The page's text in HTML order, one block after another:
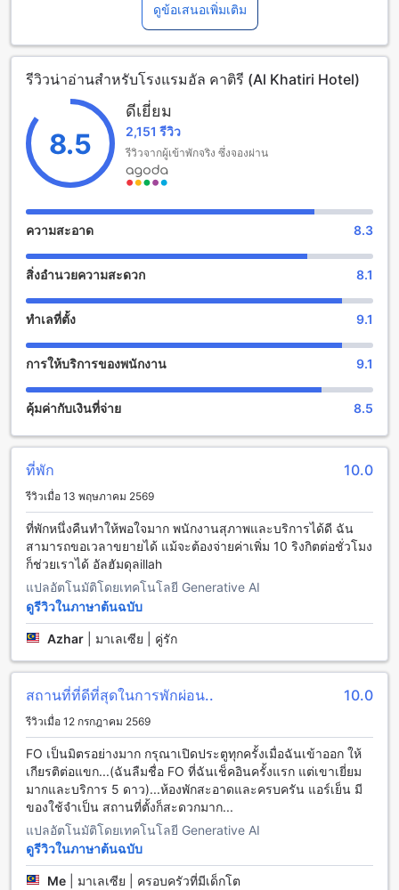
สบายและหรูหรา ทำให้คุณสามารถพักผ่อนและสัมผัสบรรยากาศ
เมืองโกตา บาห์รูได้อย่างสบายๆ
โรงแรมอัล คาติรีมีเวลาเช็คอินตั้งแต่เวลา 02:00 น. เป็นต้นไป
และเวลาเช็คเอาท์คือ 12:00 น. ดังนั้นคุณสามารถมาพักผ่อนและ
เข้าพักในเวลาที่สะดวกสบายสำหรับคุณ
โรงแรมนี้ยินดีต้อนรับเด็กๆ อายุ 3-12 ปี โดยเด็กๆสามารถพักผ่อน
ได้ฟรี โดยไม่เสียค่าใช้จ่ายใดๆ ทำให้คุณและครอบครัวสามารถ
มาพักผ่อนและสนุกไปกับกิจกรรมต่างๆได้อย่างสบายใจ
สิ่งอำนวยความสะดวกที่โรงแรมอัล คาติรี
ไม่มีข้อจำกัด คุณสามารถสั่งอาหารและเครื่องดื่มได้ตลอด 24
ชั่วโมงผ่านบริการห้องพัก นอกจากนี้ยังมีการให้บริการ
อินเทอร์เน็ตไร้สายในพื้นที่สาธารณะและห้องพักทุกห้อง ทำให้คุณ
อย่างไม่มีข้อจำกัดในการเก็บเกี่ยวข้อมูลหรือส่งข้อมูลของคุณ
นอกจากนี้ยังมีบริการเก็บรักษากระเป๋าเดินทางให้คุณเมื่อคุณ
ต้องการเก็บรักษาของคุณไว้ในระหว่างการเดินทาง
โรงแรมอัล คาติรี มีสิ่งอำนวยความสะดวกทางการขนส่งที่หลาก
หลายให้บริการแก่ผู้เข้าพัก สำหรับผู้ที่มาจากสนามบิน โรงแรมมี
ในการเดินทางไปยังโรงแรมได้อย่างรวดเร็วและง่ายดาย
นอกจากนี้ โรงแรมยังมีที่จอดรถให้บริการให้แก่ผู้เข้าพัก ซึ่ง
สามารถจอดรถได้เองหรือต้องการบริการจอดรถด้วยตนเองก็
สามารถทำได้ โรงแรมอัล คาติรียังมีการเรียกเก็บค่าจอดรถเป็น
รายวัน ทำให้คุณสามารถมีความสะดวกสบายในการเดินทางและ
เข้าพักที่โรงแรมได้อย่างสบายใจ
สนุกสนานกับสิ่งอำนวยความสะดวกในการรับประทานอาหารที่
โรงแรมอัล คาติรี
โรงแรมอัล คาติรี ให้บริการสิ่งอำนวยความสะดวกในการรับ
ประทานอาหารที่หลากหลายเพื่อตอบสนองความต้องการของแขก
ทุกคน และพร้อมให้บริการตลอด 24 ชั่วโมง ท่านสามารถสั่ง
อาหารในห้องพักได้ตลอดเวลา และหากท่านต้องการสัมผัสกับ
บรรยากาศที่รื่นเริงและเป็นกันเอง ท่านสามารถเดินทางไปยังร้าน
กาแฟของโรงแรมได้ โดยที่ร้านกาแฟของโรงแรมนี้เสริฟเครื่อง
ดื่มที่อร่อยและเป็นเอกลักษณ์ นอกจากนี้ โรงแรมอัล คาติรียังมี
ร้านอาหารฮาลาลที่ให้บริการอาหารฮาลาลอร่อยๆ ที่อุดมไปด้วย
รสชาติที่อร่อยและสดใหม่
ห้องพักที่โรงแรมอัล คาติรี ใน โกตา บาห์รู
โรงแรมอัล คาติรี ใน โกตา บาห์รู มีห้องพักให้เลือกหลากหลายที่
จะตอบสนองความต้องการของผู้เข้าพักทุกรูปแบบ ห้อง Deluxe มี
ดูข้อเสนอเพิ่มเติม
รีวิวน่าอ่านสำหรับโรงแรมอัล คาติรี (Al Khatiri Hotel)
8.5
ดีเยี่ยม
2,151 รีวิว
รีวิวจากผู้เข้าพักจริง ซึ่งจองผ่าน
ความสะอาด 8.3
สิ่งอำนวยความสะดวก 8.1
ทำเลที่ตั้ง 9.1
การให้บริการของพนักงาน 9.1
คุ้มค่ากับเงินที่จ่าย 8.5
ที่พัก 10.0
รีวิวเมื่อ 13 พฤษภาคม 2569
ที่พักหนึ่งคืนทำให้พอใจมาก พนักงานสุภาพและบริการได้ดี ฉัน
สามารถขอเวลาขยายได้ แม้จะต้องจ่ายค่าเพิ่ม 10 ริงกิตต่อชั่วโมง
ก็ช่วยเราได้ อัลฮัมดุลillah
แปลอัตโนมัติโดยเทคโนโลยี Generative AI
ดูรีวิวในภาษาต้นฉบับ
Azhar มาเลเซีย | คู่รัก
สถานที่ที่ดีที่สุดในการพักผ่อน.. 10.0
รีวิวเมื่อ 12 กรกฎาคม 2569
FO เป็นมิตรอย่างมาก กรุณาเปิดประตูทุกครั้งเมื่อฉันเข้าออก ให้
เกียรติต่อแขก...(ฉันลืมชื่อ FO ที่ฉันเช็คอินครั้งแรก แต่เขาเยี่ยม
มากและบริการ 5 ดาว)...ห้องพักสะอาดและครบครัน แอร์เย็น มี
ของใช้จำเป็น สถานที่ตั้งก็สะดวกมาก...
แปลอัตโนมัติโดยเทคโนโลยี Generative AI
ดูรีวิวในภาษาต้นฉบับ
Me มาเลเซีย | ครอบครัวที่มีเด็กโต